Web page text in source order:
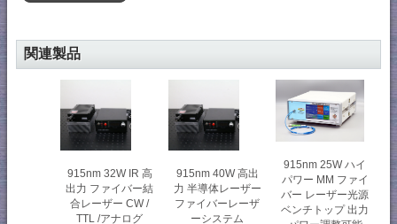
関連製品
915nm 32W IR 高
出力 ファイバー結
合レーザー CW /
TTL /アナログ
915nm 40W 高出
力 半導体レーザー
ファイバーレーザ
ーシステム
915nm 25W ハイ
パワー MM ファイ
バー レーザー光源
ベンチトップ 出力